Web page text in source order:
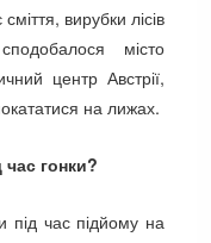
вирубки лісів
місто
центр Австрії,
на лижах.
гонки?
під час підйому на